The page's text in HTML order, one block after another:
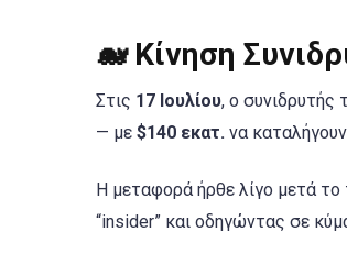
🐋 Κίνηση
Στις 17 Ιουλίου, ο συνιδρυτής
— με $140 εκατ. να
Η μεταφορά ήρθε λίγο μετά
“insider” και οδηγώντας σε